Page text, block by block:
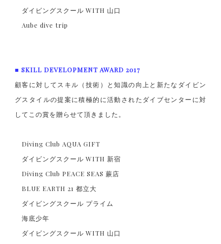
ダイビングスクール WITH 山口
Aube dive trip
■ SKILL DEVELOPMENT AWARD 2017
顧客に対してスキル（技術）と知識の向上と新たなダイビン
グスタイルの提案に積極的に活動されたダイブセンターに対
してこの賞を贈らせて頂きました。
Diving Club AQUA GIFT
ダイビングスクール WITH 新宿
Diving Club PEACE SEAS 蕨店
BLUE EARTH 21 都立大
ダイビングスクール プライム
海底少年
ダイビングスクール WITH 山口